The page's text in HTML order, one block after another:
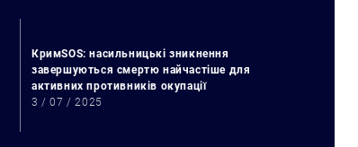
КримSOS: насильницькі зникнення
завершуються смертю найчастіше для
активних противників окупації
3 / 07 / 2025